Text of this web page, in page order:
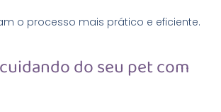
o processo mais prático e eficiente.
do seu pet com